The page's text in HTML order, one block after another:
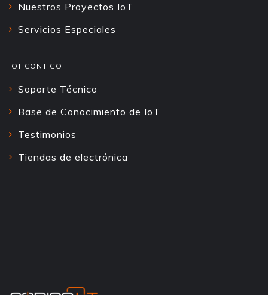
Nuestros Proyectos IoT
Servicios Especiales
IOT CONTIGO
Soporte Técnico
Base de Conocimiento de IoT
Testimonios
Tiendas de electrónica